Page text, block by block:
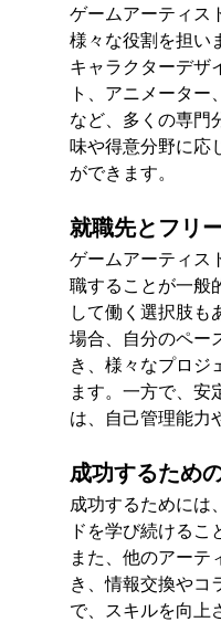
ゲームアーティス
様々な役割を担い
キャラクターデザ
ト、アニメーター
など、多くの専門
味や得意分野に応
ができます。
就職先とフリ
ゲームアーティス
職することが一般
して働く選択肢も
場合、自分のペー
き、様々なプロジ
ます。一方で、安
は、自己管理能力
成功するため
成功するためには
ドを学び続けるこ
また、他のアーテ
き、情報交換やコ
で、スキルを向上